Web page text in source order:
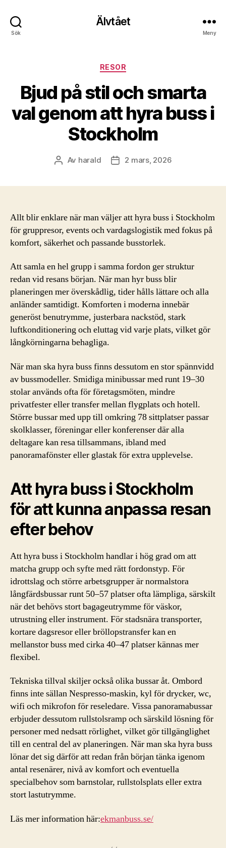
Sök
Älvtået
Meny
Kategorier
RESOR
Bjud på stil och smarta
val genom att hyra buss i
Stockholm
Inläggsförfattare
Av harald Inläggsdatum
2 mars, 2026
Allt blir enklare när man väljer att hyra buss i Stockholm
för gruppresor, events och vardagslogistik med fokus på
komfort, säkerhet och passande busstorlek.
Att samla en hel grupp i samma fordon ger struktur
redan vid resans början. När man hyr buss blir
planeringen mer överskådlig, tider hålls lättare och alla
anländer samtidigt. Komforten i moderna innebär
generöst benutrymme, justerbara nackstöd, stark
luftkonditionering och eluttag vid varje plats, vilket gör
långkörningarna behagliga.
När man ska hyra buss finns dessutom en stor spännvidd
av bussmodeller. Smidiga minibussar med runt 19–30
stolar används ofta för företagsmöten, mindre
privatfester eller transfer mellan flygplats och hotell.
Större bussar med upp till omkring 78 sittplatser passar
skolklasser, föreningar eller konferenser där alla
deltagare kan resa tillsammans, ibland med
panoramafönster eller glastak för extra upplevelse.
Att hyra buss i Stockholm
för att kunna anpassa resan
efter behov
Att hyra buss i Stockholm handlar i hög grad om att
matcha grupp och syfte med rätt fordonstyp. För
idrottslag och större arbetsgrupper är normalstora
långfärdsbussar runt 50–57 platser ofta lämpliga, särskilt
när det behövs stort bagageutrymme för väskor,
utrustning eller instrument. För stadsnära transporter,
kortare dagsresor eller bröllopstransfer kan en
mellanstor buss med cirka 40–47 platser kännas mer
flexibel.
Tekniska tillval skiljer också olika bussar åt. Ombord
finns inte sällan Nespresso-maskin, kyl för drycker, wc,
wifi och mikrofon för reseledare. Vissa panoramabussar
erbjuder dessutom rullstolsramp och särskild lösning för
personer med nedsatt rörlighet, vilket gör tillgänglighet
till en central del av planeringen. När man ska hyra buss
lönar det sig därför att redan från början tänka igenom
antal resenärer, nivå av komfort och eventuella
specialbehov som barnstolar, rullstolsplats eller extra
stort lastutrymme.
Läs mer information här:ekmanbuss.se/